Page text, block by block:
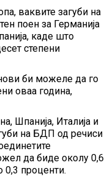
ваквите загуби на
поен за Германија
каде што
степени
би можеле да го
оваа година,
Шпанија, Италија и
на БДП од речиси
да биде околу 0,6
0,3 проценти.